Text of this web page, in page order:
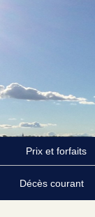
Prix et forfaits
Décès courant